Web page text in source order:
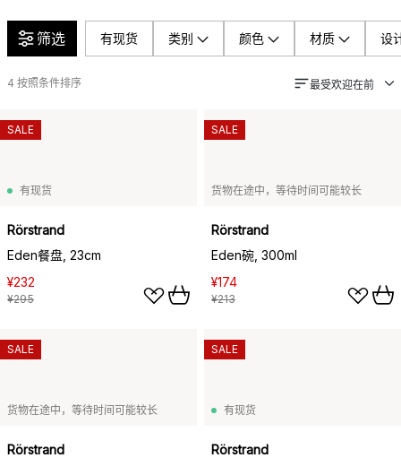
筛选 有现货 类别 颜色 材质 设
4 按照条件排序 最受欢迎在前
有现货
Rörstrand
Eden餐盘, 23cm
¥232
¥295
SALE
货物在途中，等待时间可能较长
Rörstrand
Eden碗, 300ml
¥174
¥213
SALE
货物在途中，等待时间可能较长
Rörstrand
SALE
有现货
Rörstrand
SALE